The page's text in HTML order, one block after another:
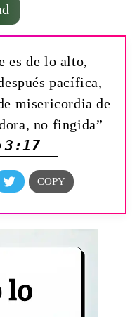
es de lo alto,
pacífica,
misericordia de
no fingida”
3:17